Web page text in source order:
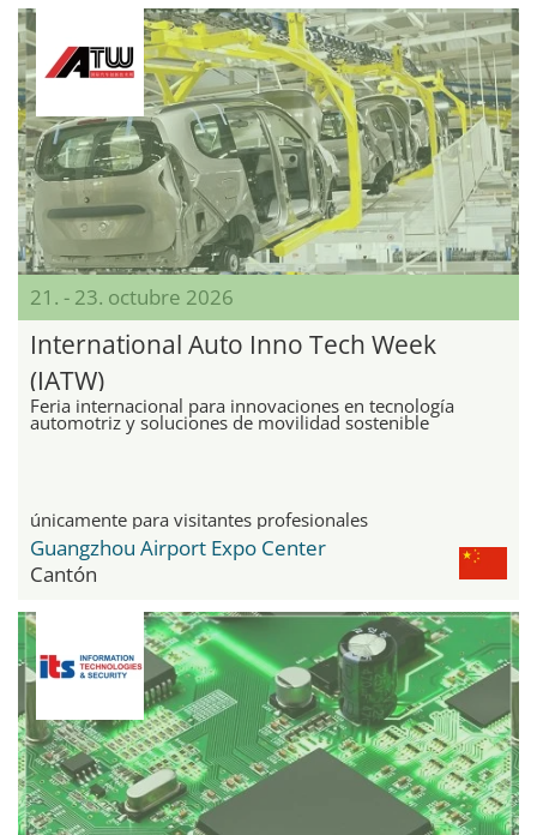
21. - 23. octubre 2026
International Auto Inno Tech Week
(IATW)
Feria internacional para innovaciones en tecnología
automotriz y soluciones de movilidad sostenible
únicamente para visitantes profesionales
Guangzhou Airport Expo Center
Cantón